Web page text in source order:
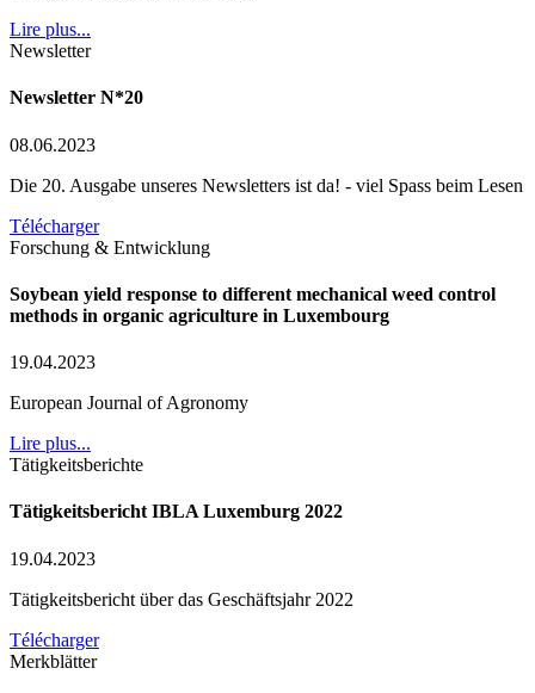
Lire plus...
Newsletter
Newsletter N*20
08.06.2023
Die 20. Ausgabe unseres Newsletters ist da! - viel Spass beim Lesen
Télécharger
Forschung & Entwicklung
Soybean yield response to different mechanical weed control
methods in organic agriculture in Luxembourg
19.04.2023
European Journal of Agronomy
Lire plus...
Tätigkeitsberichte
Tätigkeitsbericht IBLA Luxemburg 2022
19.04.2023
Tätigkeitsbericht über das Geschäftsjahr 2022
Télécharger
Merkblätter